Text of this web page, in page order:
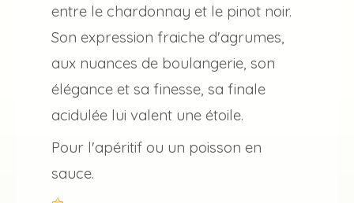
entre le chardonnay et le pinot noir.
Son expression fraiche d'agrumes,
aux nuances de boulangerie, son
élégance et sa finesse, sa finale
acidulée lui valent une étoile.
Pour l'apéritif ou un poisson en
sauce.